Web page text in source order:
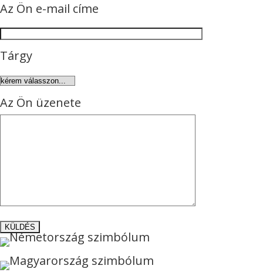
Az Ön e-mail címe
Tárgy
Az Ön üzenete